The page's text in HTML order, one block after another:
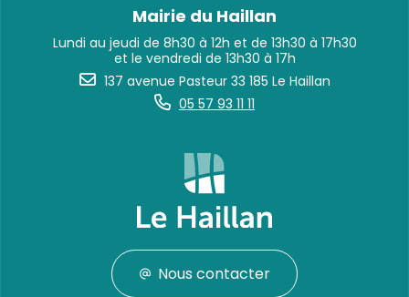
Mairie du Haillan
Lundi au jeudi de 8h30 à 12h et de 13h30 à 17h30
et le vendredi de 13h30 à 17h
137 avenue Pasteur 33 185 Le Haillan
05 57 93 11 11
Nous contacter